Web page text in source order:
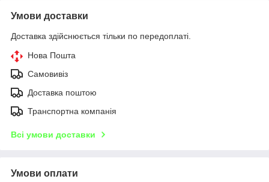
Умови доставки
Доставка здійснюється тільки по передоплаті.
Нова Пошта
Самовивіз
Доставка поштою
Транспортна компанія
Всі умови доставки
Умови оплати